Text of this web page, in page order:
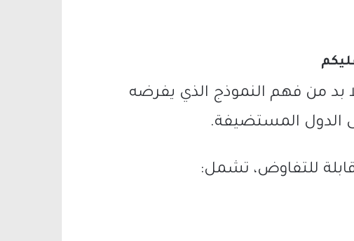
بد من فهم النموذج الذي يفرضه
الدول المستضيفة.
للتفاوض، تشمل: